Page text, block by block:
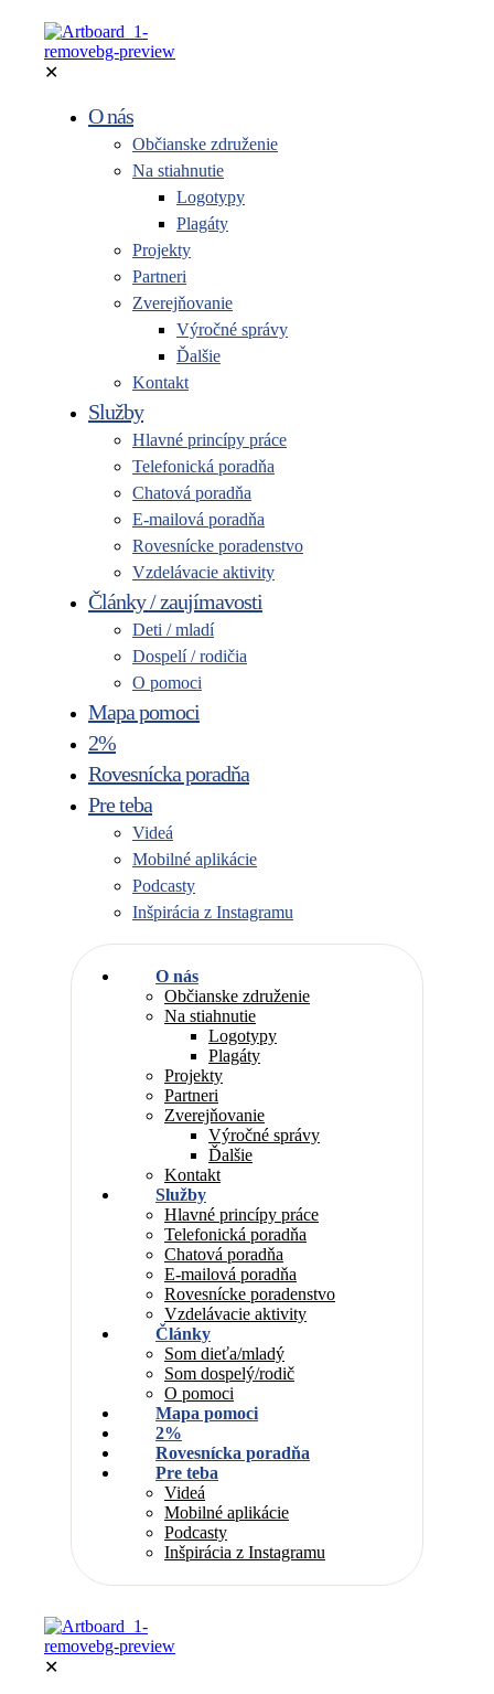
✕
O nás
Občianske združenie
Na stiahnutie
Logotypy
Plagáty
Projekty
Partneri
Zverejňovanie
Výročné správy
Ďalšie
Kontakt
Služby
Hlavné princípy práce
Telefonická poradňa
Chatová poradňa
E-mailová poradňa
Rovesnícke poradenstvo
Vzdelávacie aktivity
Články / zaujímavosti
Deti / mladí
Dospelí / rodičia
O pomoci
Mapa pomoci
2%
Rovesnícka poradňa
Pre teba
Videá
Mobilné aplikácie
Podcasty
Inšpirácia z Instagramu
O nás
Občianske združenie
Na stiahnutie
Logotypy
Plagáty
Projekty
Partneri
Zverejňovanie
Výročné správy
Ďalšie
Kontakt
Služby
Hlavné princípy práce
Telefonická poradňa
Chatová poradňa
E-mailová poradňa
Rovesnícke poradenstvo
Vzdelávacie aktivity
Články
Som dieťa/mladý
Som dospelý/rodič
O pomoci
Mapa pomoci
2%
Rovesnícka poradňa
Pre teba
Videá
Mobilné aplikácie
Podcasty
Inšpirácia z Instagramu
✕